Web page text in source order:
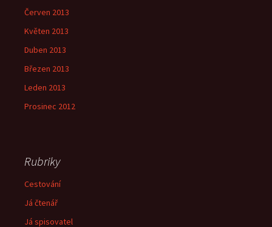
Červen 2013
Květen 2013
Duben 2013
Březen 2013
Leden 2013
Prosinec 2012
Rubriky
Cestování
Já čtenář
Já spisovatel